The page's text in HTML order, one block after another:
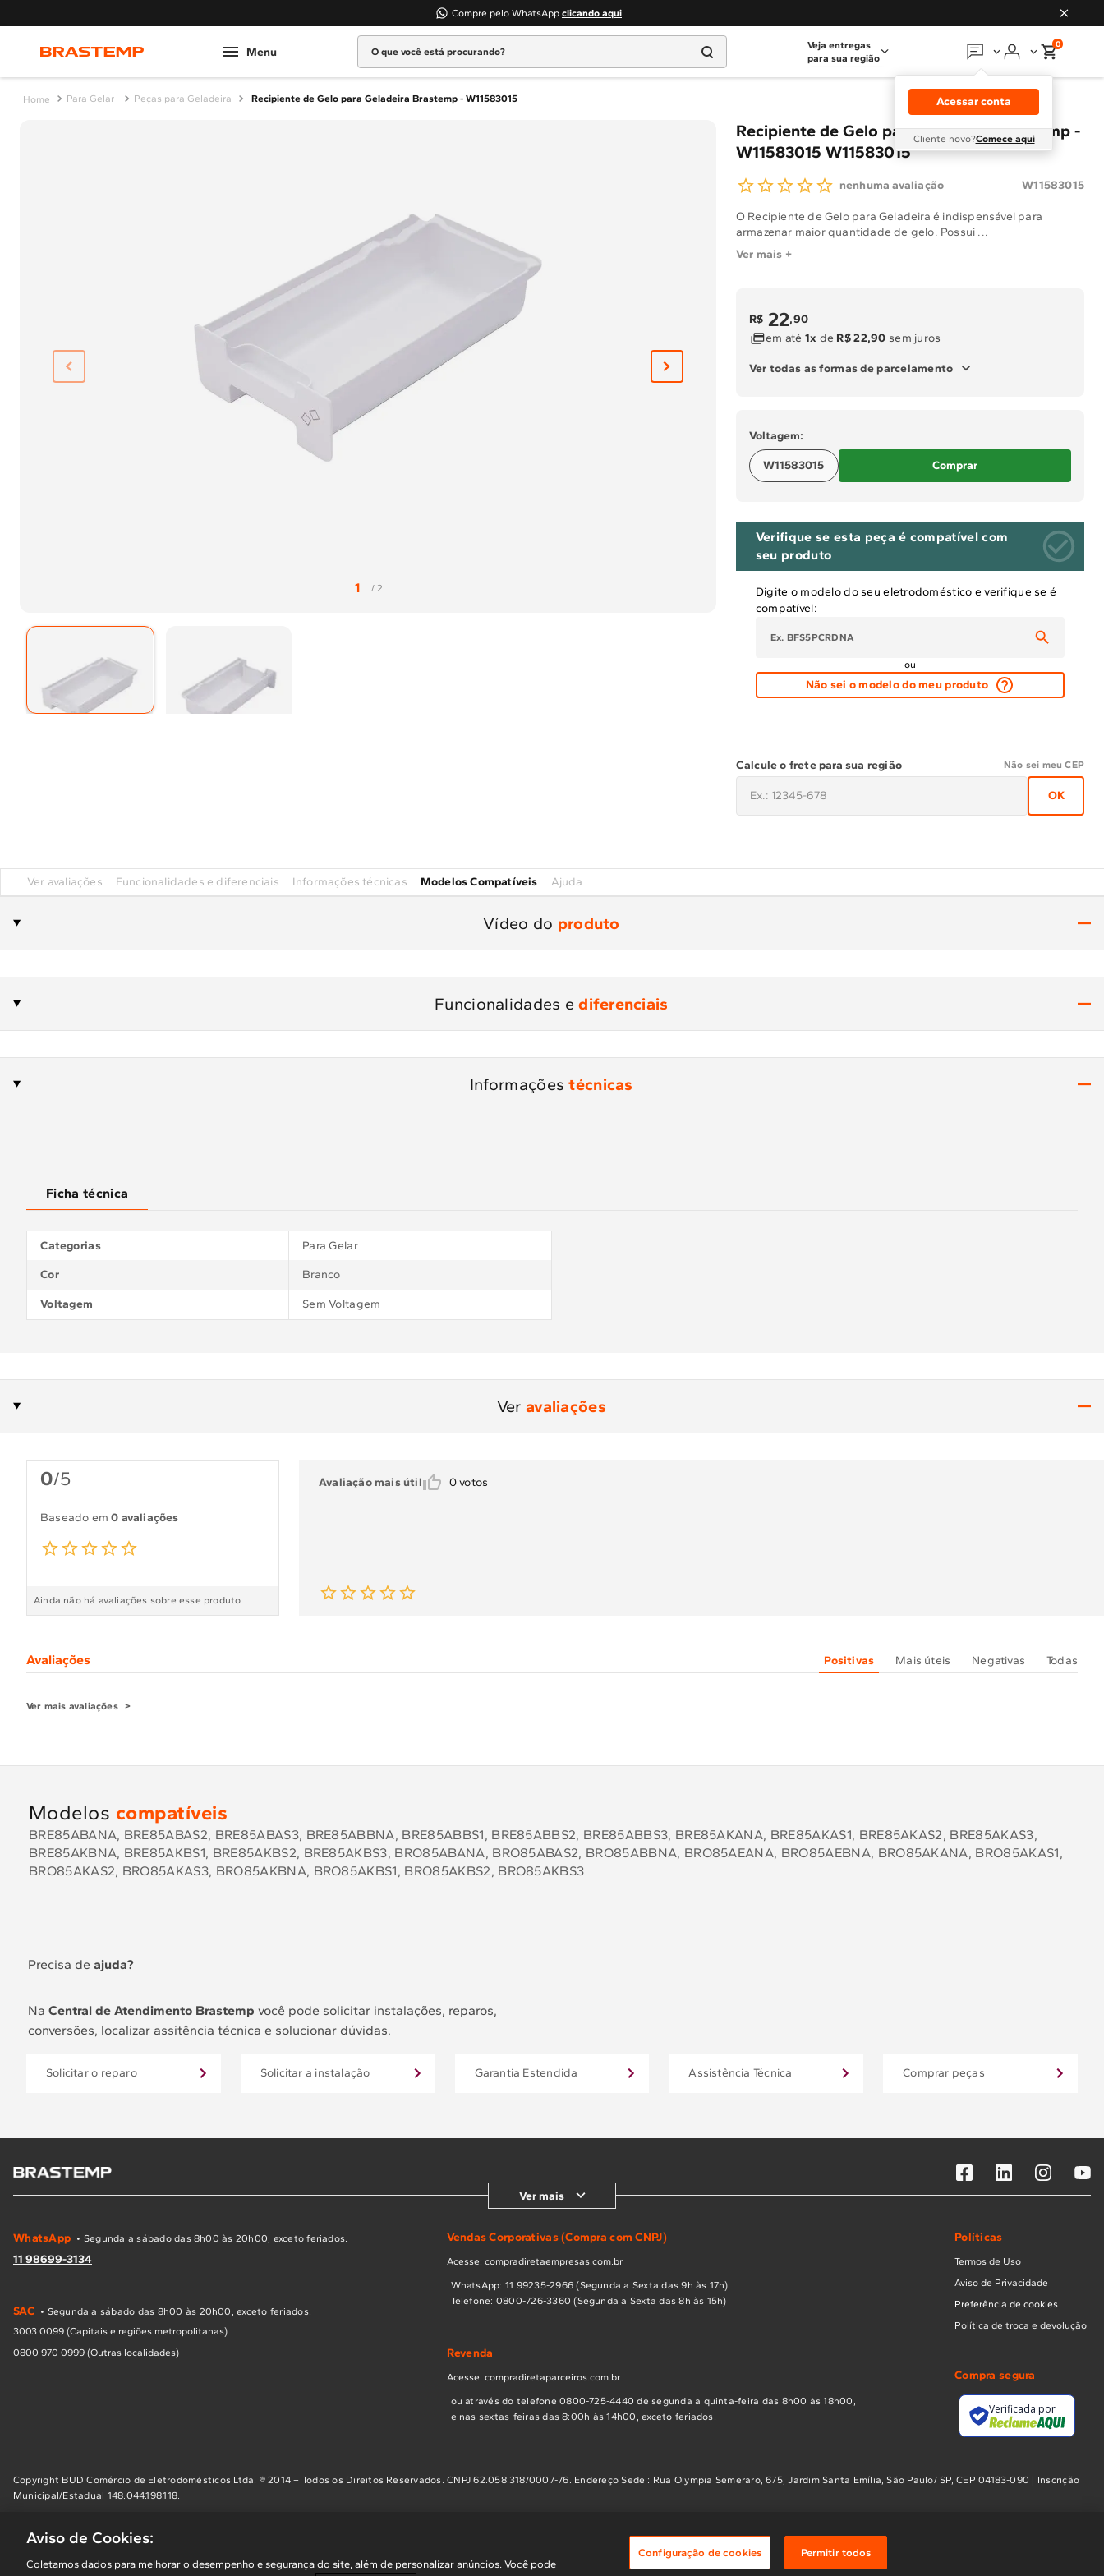
Compre pelo WhatsApp clicando aqui
ajudar?
Meus pedidos
Assistência
Solicitar visita técnica
Solicitar conversão de fogão
Acessar conta
Cliente novo?Comece aqui
0
O que você está procurando?
Termos mais buscados
Cooktop
6 Microondas Brastemp
Combos
Veja entregas
para sua região
Para Gelar Peças para Geladeira Recipiente de Gelo para Geladeira Brastemp - W11583015
Recipiente de Gelo para Geladeira Brastemp -
W11583015 W11583015
W11583015
nenhuma avaliação
O Recipiente de Gelo para Geladeira é indispensável para
armazenar maior quantidade de gelo. Possui ...
Ver mais +
R$ 22,90
em até 1x de R$ 22,90 sem juros
Ver todas as formas de parcelamento
Voltagem:
W11583015 Comprar
Verifique se esta peça é compatível com
seu produto
Digite o modelo do seu eletrodoméstico e verifique se é
compatível:
ou
Não sei o modelo do meu produto
Calcule o frete para sua região Não sei meu CEP
OK
Ver avaliações Funcionalidades e diferenciais Informações técnicas Modelos Compatíveis Ajuda
Vídeo do produto
Funcionalidades ediferenciais
Informaçõestécnicas
Ficha técnica
Categorias Para Gelar
Cor Branco
Voltagem Sem Voltagem
Veravaliações
0/5
Baseado em0 avaliações
Ainda não há avaliações sobre esse produto
Avaliação mais útil 0votos
Avaliações Positivas Mais úteis Negativas Todas
Ver mais avaliações
Modelos compatíveis
BRE85ABANA, BRE85ABAS2, BRE85ABAS3, BRE85ABBNA, BRE85ABBS1, BRE85ABBS2, BRE85ABBS3, BRE85AKANA, BRE85AKAS1, BRE85AKAS2, BRE85AKAS3,
BRE85AKBNA, BRE85AKBS1, BRE85AKBS2, BRE85AKBS3, BRO85ABANA, BRO85ABAS2, BRO85ABBNA, BRO85AEANA, BRO85AEBNA, BRO85AKANA, BRO85AKAS1,
BRO85AKAS2, BRO85AKAS3, BRO85AKBNA, BRO85AKBS1, BRO85AKBS2, BRO85AKBS3
Precisa de ajuda?
Na Central de Atendimento Brastemp você pode solicitar instalações, reparos,
conversões, localizar assitência técnica e solucionar dúvidas.
Solicitar o reparo Solicitar a instalação Garantia Estendida Assistência Técnica Comprar peças
Ver mais
WhatsApp • Segunda a sábado das 8h00 às 20h00, exceto feriados.
11 98699-3134
SAC • Segunda a sábado das 8h00 às 20h00, exceto feriados.
3003 0099 (Capitais e regiões metropolitanas)
0800 970 0999 (Outras localidades)
Vendas Corporativas (Compra com CNPJ)
Acesse: compradiretaempresas.com.br
WhatsApp: 11 99235-2966 (Segunda a Sexta das 9h às 17h)
Telefone: 0800-726-3360 (Segunda a Sexta das 8h às 15h)
Revenda
Acesse: compradiretaparceiros.com.br
ou através do telefone 0800-725-4440 de segunda a quinta-feira das 8h00 às 18h00,
e nas sextas-feiras das 8:00h às 14h00, exceto feriados.
Políticas
Termos de Uso
Aviso de Privacidade
Preferência de cookies
Política de troca e devolução
Compra segura
Verificada por
Copyright BUD Comércio de Eletrodomésticos Ltda. ® 2014 – Todos os Direitos Reservados. CNPJ 62.058.318/0007-76. Endereço Sede : Rua Olympia Semeraro, 675, Jardim Santa Emília, São Paulo/ SP, CEP 04183-090 | Inscrição
Municipal/Estadual 148.044.198.118.
Aviso de Cookies:
Coletamos dados para melhorar o desempenho e segurança do site, além de personalizar anúncios. Você pode
Configuração de cookies Permitir todos